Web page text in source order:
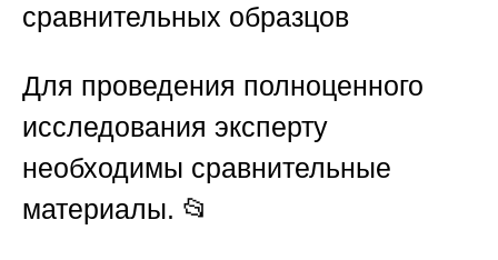
сравнительных образцов
Для проведения полноценного
исследования эксперту
необходимы сравнительные
материалы. 📂